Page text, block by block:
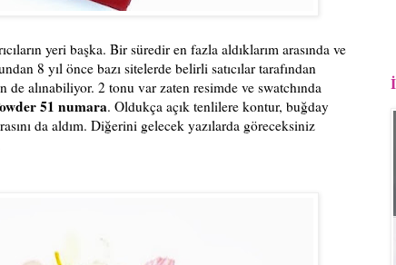
yeri başka. Bir süredir en fazla aldıklarım arasında ve
8 yıl önce bazı sitelerde belirli satıcılar tarafından
alınabiliyor. 2 tonu var zaten resimde ve swatchında
51 numara. Oldukça açık tenlilere kontur, buğday
da aldım. Diğerini gelecek yazılarda göreceksiniz